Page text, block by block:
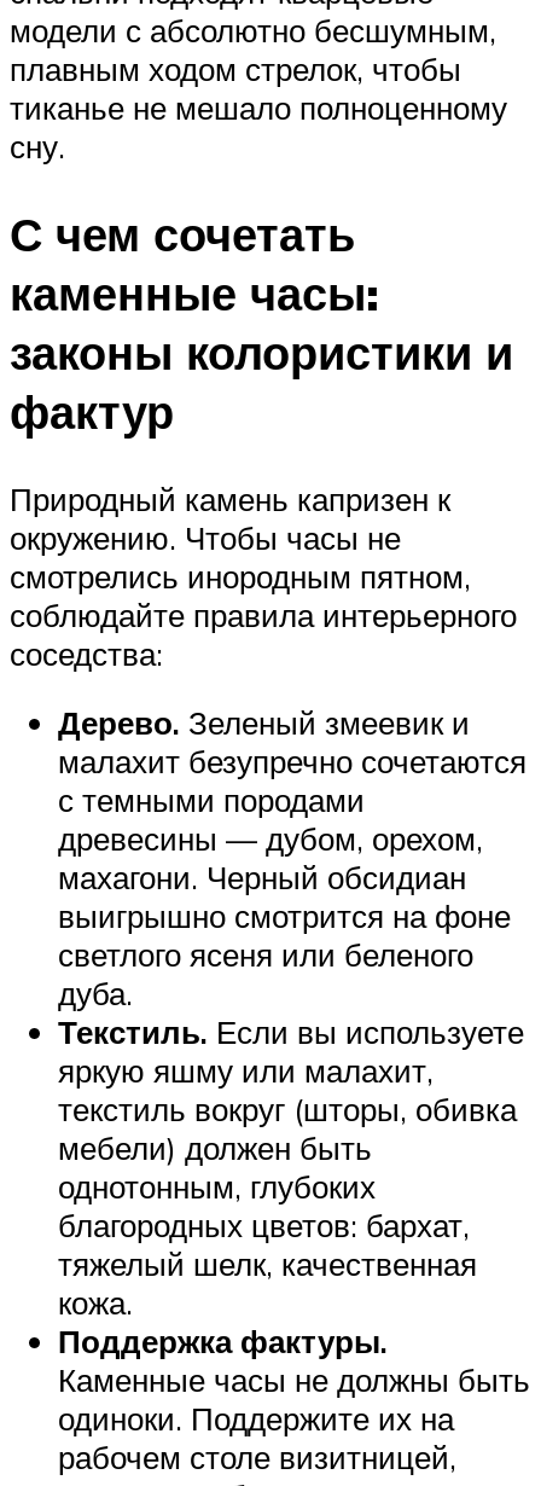
модели с абсолютно бесшумным,
плавным ходом стрелок, чтобы
тиканье не мешало полноценному
сну.
С чем сочетать
каменные часы:
законы колористики и
фактур
Природный камень капризен к
окружению. Чтобы часы не
смотрелись инородным пятном,
соблюдайте правила интерьерного
соседства:
Дерево. Зеленый змеевик и
малахит безупречно сочетаются
с темными породами
древесины — дубом, орехом,
махагони. Черный обсидиан
выигрышно смотрится на фоне
светлого ясеня или беленого
дуба.
Текстиль. Если вы используете
яркую яшму или малахит,
текстиль вокруг (шторы, обивка
мебели) должен быть
однотонным, глубоких
благородных цветов: бархат,
тяжелый шелк, качественная
кожа.
Поддержка фактуры.
Каменные часы не должны быть
одиноки. Поддержите их на
рабочем столе визитницей,